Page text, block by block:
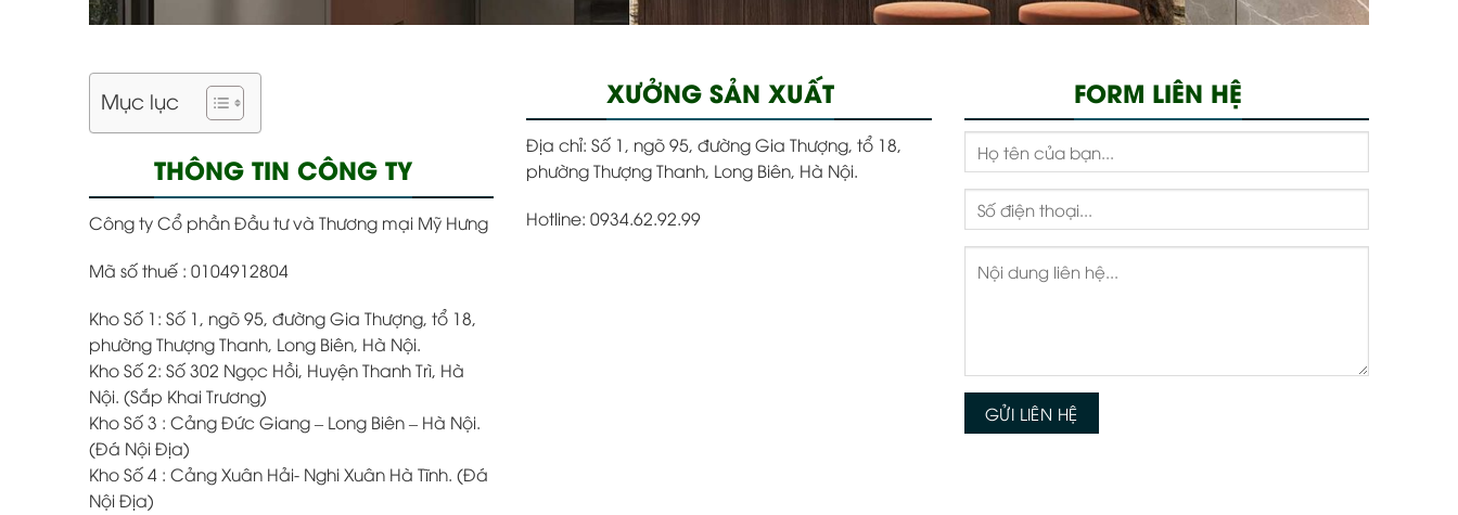
Mục lục
THÔNG TIN CÔNG TY
Công ty Cổ phần Đầu tư và Thương mại Mỹ Hưng
Mã số thuế : 0104912804
Kho Số 1: Số 1, ngõ 95, đường Gia Thượng, tổ 18,
phường Thượng Thanh, Long Biên, Hà Nội.
Kho Số 2: Số 302 Ngọc Hồi, Huyện Thanh Trì, Hà
Nội. (Sắp Khai Trương)
Kho Số 3 : Cảng Đức Giang – Long Biên – Hà Nội.
(Đá Nội Địa)
Kho Số 4 : Cảng Xuân Hải- Nghi Xuân Hà Tĩnh. (Đá
Nội Địa)
XƯỞNG SẢN XUẤT
Địa chỉ:Số 1, ngõ 95, đường Gia Thượng, tổ 18,
phường Thượng Thanh, Long Biên, Hà Nội.
Hotline: 0934.62.92.99
FORM LIÊN HỆ